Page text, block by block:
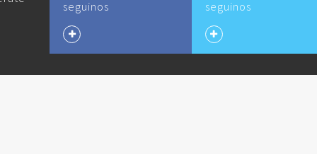
seguinos seguinos